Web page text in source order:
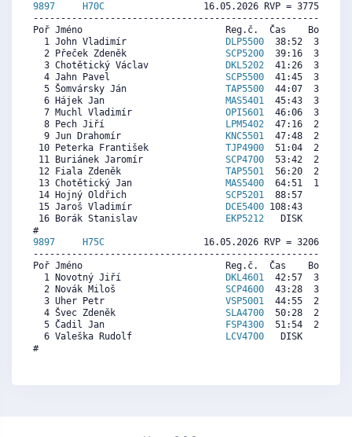
9897
H70C
16.05.2026 RVP = 3775/
Poř Jméno                          Reg.č.  Čas    Body
  1 John Vladimír
DLP5500
38:52  3694
  2 Přeček Zdeněk
SCP5200
39:16  3658
  3 Chotětický Václav
DKL5202
41:26  3462
  4 Jahn Pavel
SCP5500
41:45  3433
  5 Šomvársky Ján
TAP5500
44:07  3219
  6 Hájek Jan
MAS5401
45:43  3075
  7 Muchl Vladimír
OPI5601
46:06  3040
  8 Pech Jiří
LPM5402
47:16  2934
  9 Jun Drahomír
KNC5501
47:48  2886
10 Peterka František TJP4900
51:04  2591
11 Buriánek Jaromír SCP4700
53:42  2353
12 Fiala Zdeněk TAP5501
56:20  2114
13 Chotětický Jan MAS5400
64:51  1344
14 Hojný Oldřich SCP5201
88:57     0
15 Jaroš Vladimír
DCE5400 108:43     0
16 Borák Stanislav
EKP5212
DISK     0
9897
H75C
16.05.2026 RVP = 3206/
Poř Jméno                          Reg.č.  Čas    Body
  1 Novotný Jiří
DKL4601
42:57  3103
  2 Novák Miloš
SCP4600
43:28  3067
  3 Uher Petr
VSP5001
44:55  2966
  4 Švec Zdeněk
SLA4700
50:28  2580
  5 Čadil Jan
FSP4300
51:54  2480
  6 Valeška Rudolf
LCV4700
DISK     0
#